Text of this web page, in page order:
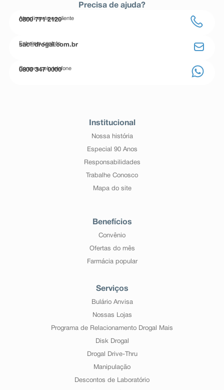
Precisa de ajuda?
Atendimento ao cliente
0800 771 2120
Entre em contato
sac@drogal.com.br
Compre pelo telefone
0800 347 0000
Institucional
Nossa história
Especial 90 Anos
Responsabilidades
Trabalhe Conosco
Mapa do site
Benefícios
Convênio
Ofertas do mês
Farmácia popular
Serviços
Bulário Anvisa
Nossas Lojas
Programa de Relacionamento Drogal Mais
Disk Drogal
Drogal Drive-Thru
Manipulação
Descontos de Laboratório